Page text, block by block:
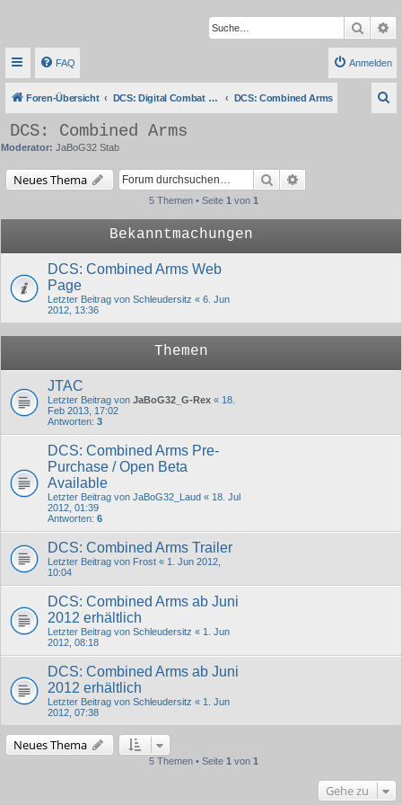
Suche
FAQ Anmelden
Foren-Übersicht DCS: Digital Combat Simulator Series DCS: Combined Arms
DCS: Combined Arms
Moderator: JaBoG32 Stab
Neues Thema Suche
5 Themen • Seite 1 von 1
Bekanntmachungen
DCS: Combined Arms Web
Page
Letzter Beitrag von Schleudersitz « 6. Jun
2012, 13:36
Themen
JTAC
Letzter Beitrag von JaBoG32_G-Rex « 18.
Feb 2013, 17:02
Antworten: 3
DCS: Combined Arms Pre-
Purchase / Open Beta
Available
Letzter Beitrag von JaBoG32_Laud « 18. Jul
2012, 01:39
Antworten: 6
DCS: Combined Arms Trailer
Letzter Beitrag von Frost « 1. Jun 2012,
10:04
DCS: Combined Arms ab Juni
2012 erhältlich
Letzter Beitrag von Schleudersitz « 1. Jun
2012, 08:18
DCS: Combined Arms ab Juni
2012 erhältlich
Letzter Beitrag von Schleudersitz « 1. Jun
2012, 07:38
Neues Thema
5 Themen • Seite 1 von 1
Gehe zu